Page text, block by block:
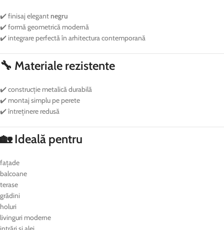
✔️ finisaj elegantnegru
✔️ formă geometrică modernă
✔️ integrare perfectă în arhitectura contemporană
🔧 Materiale rezistente
✔️ construcție metalică durabilă
✔️ montaj simplu pe perete
✔️ întreținere redusă
🏡 Ideală pentru
fațade
balcoane
terase
grădini
holuri
livinguri moderne